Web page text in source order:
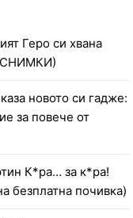
Геро си хвана
новото си гадже:
за повече от
К*ра… за к*ра!
безплатна почивка)